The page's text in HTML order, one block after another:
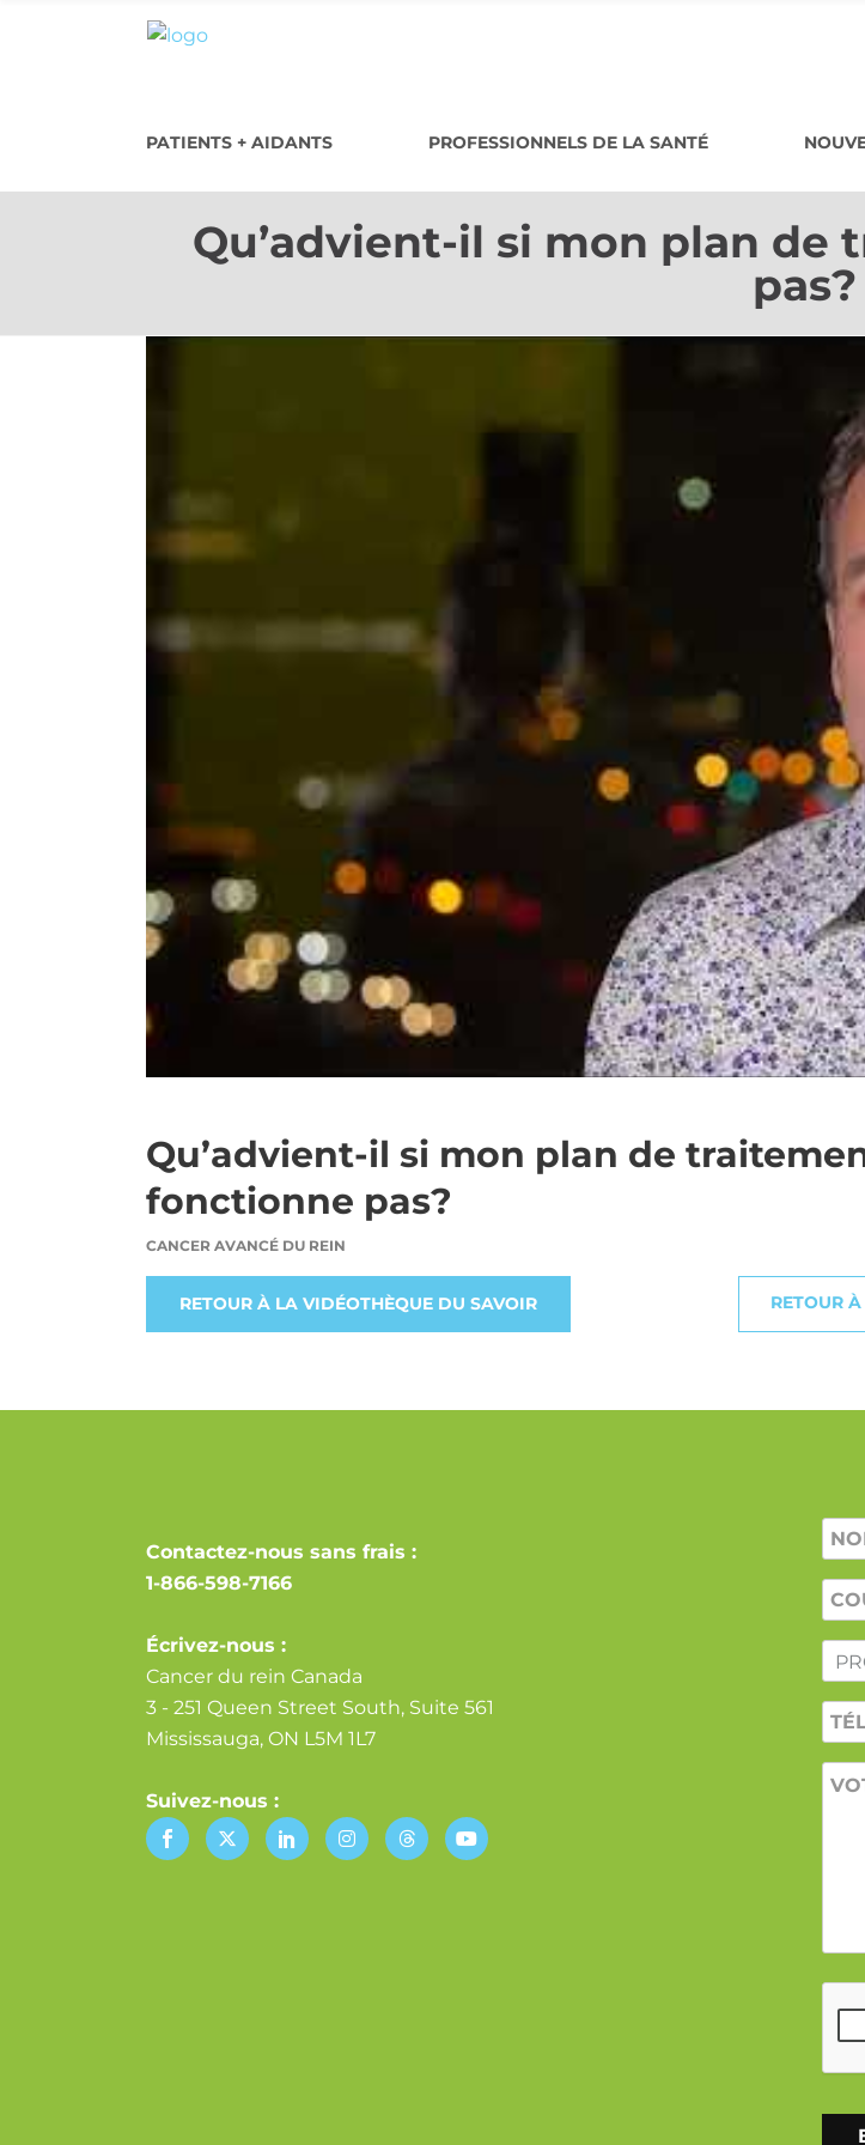
PATIENTS + AIDANTS PROFESSIONNELS DE LA SANTÉ
Qu’advient-il si mon plan
pas?
Qu’advient-il si mon plan de
fonctionne pas?
CANCER AVANCÉ DU REIN
RETOUR À LA VIDÉOTHÈQUE DU SAVOIR RETOUR
Contactez-nous sans frais :
1-866-598-7166
Écrivez-nous :
Cancer du rein Canada
3 - 251 Queen Street South, Suite 561
Mississauga, ON L5M 1L7
Suivez-nous :